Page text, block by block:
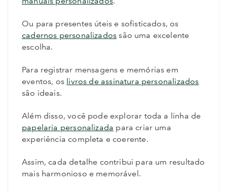
Ou para presentes úteis e sofisticados, os
cadernos personalizados são uma excelente
escolha.
Para registrar mensagens e memórias em
eventos, os livros de assinatura personalizados
são ideais.
Além disso, você pode explorar toda a linha de
papelaria personalizada para criar uma
experiência completa e coerente.
Assim, cada detalhe contribui para um resultado
mais harmonioso e memorável.